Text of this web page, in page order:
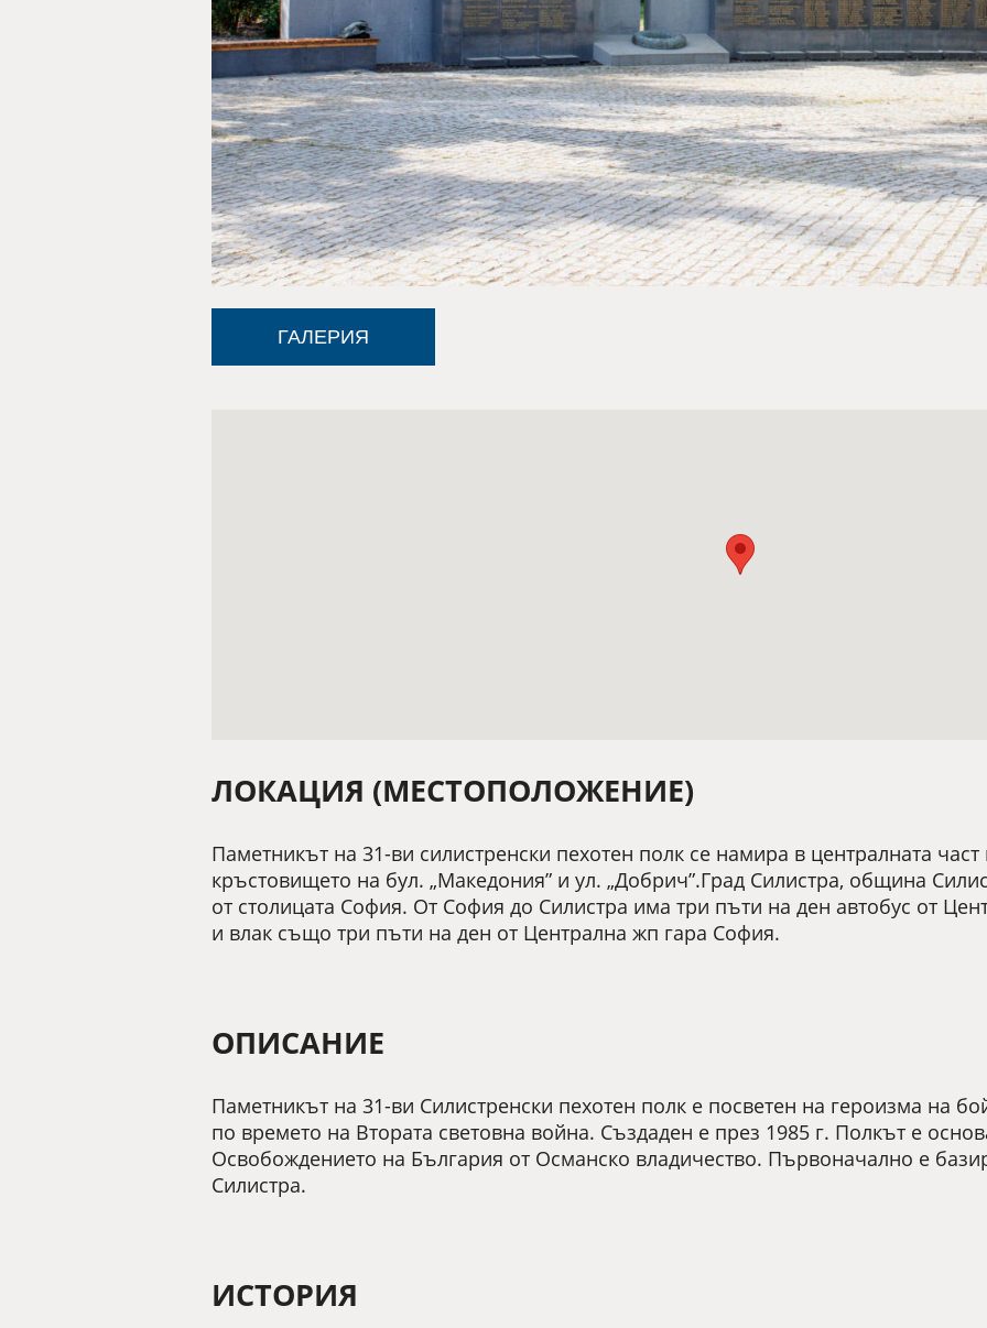
ГАЛЕРИЯ
ЛОКАЦИЯ (МЕСТОПОЛОЖЕНИЕ)
Паметникът на 31-ви силистренски пехотен полк се намира в централната
кръстовището на бул. „Македония” и ул. „Добрич”.Град Силистра, община
от столицата София. От София до Силистра има три пъти на ден автобус от
и влак също три пъти на ден от Централна жп гара София.
ОПИСАНИЕ
Паметникът на 31-ви Силистренски пехотен полк е посветен на героизма на
по времето на Втората световна война. Създаден е през 1985 г. Полкът е
Освобождението на България от Османско владичество. Първоначално е
Силистра.
ИСТОРИЯ